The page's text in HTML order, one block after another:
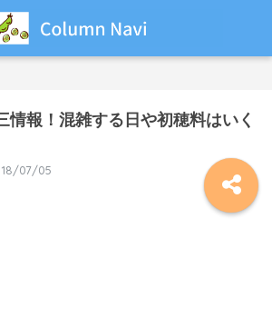
情報！混雑する日や初穂料はいく
07/05